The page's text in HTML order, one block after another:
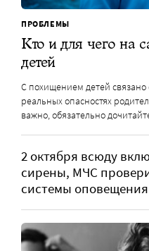
ПРОБЛЕМЫ
Кто и для чего на
детей
С похищением детей
реальных опасностях
важно, обязательно
2 октября всюду
сирены, МЧС
системы оповещения